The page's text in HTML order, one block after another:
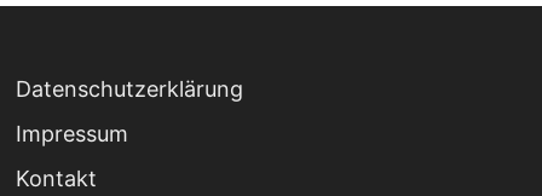
Datenschutzerklärung
Impressum
Kontakt